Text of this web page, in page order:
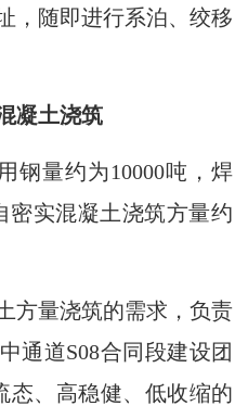
，随即进行系泊、绞移
凝土浇筑
量约为10000吨，焊
密实混凝土浇筑方量约
量浇筑的需求，负责
通道S08合同段建设团
态、高稳健、低收缩的